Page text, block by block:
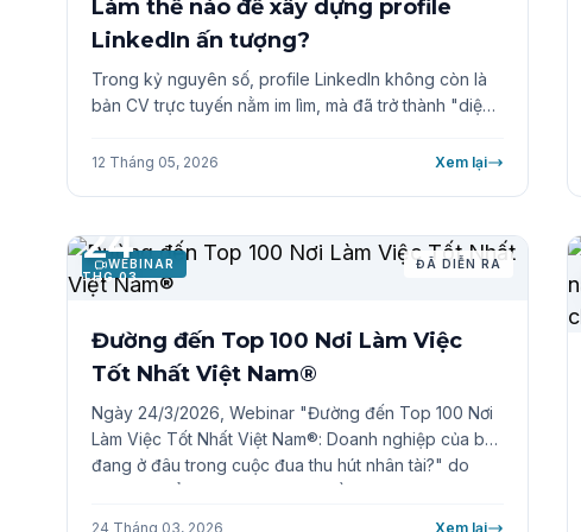
Làm thế nào để xây dựng profile
LinkedIn ấn tượng?
Trong kỷ nguyên số, profile LinkedIn không còn là
bản CV trực tuyến nằm im lìm, mà đã trở thành "diện
mỗi người đi làm. Để giúp nhân sự Việt Nam nắm bắt
dẫn dắt của hai chuyên gia: Anh Khoa Tô - Employer
Branding Solutions Manager và Chị Lương Ngọc Anh
- Marcom Manager từ Anphabe.
12 Tháng 05, 2026 Xem lại
WEBINAR ĐÃ DIỄN RA
24
THG 03
Đường đến Top 100 Nơi Làm Việc
Tốt Nhất Việt Nam®
Ngày 24/3/2026, Webinar "Đường đến Top 100 Nơi
Làm Việc Tốt Nhất Việt Nam®: Doanh nghiệp của bạn
đang ở đâu trong cuộc đua thu hút nhân tài?" do
Anphabe tổ chức đã thu hút nhiều đại diện doanh
nghiệp từ đa dạng ngành nghề tham gia. Trong bối
24 Tháng 03, 2026 Xem lại